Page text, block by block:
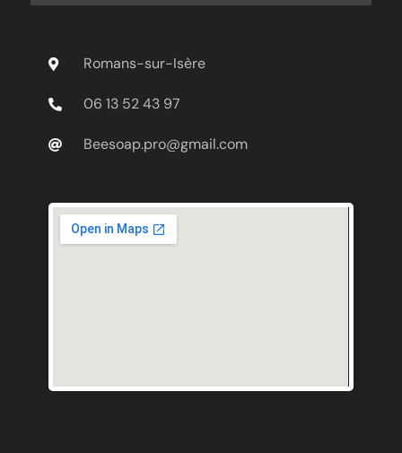
Romans-sur-Isère
06 13 52 43 97
Beesoap.pro@gmail.com